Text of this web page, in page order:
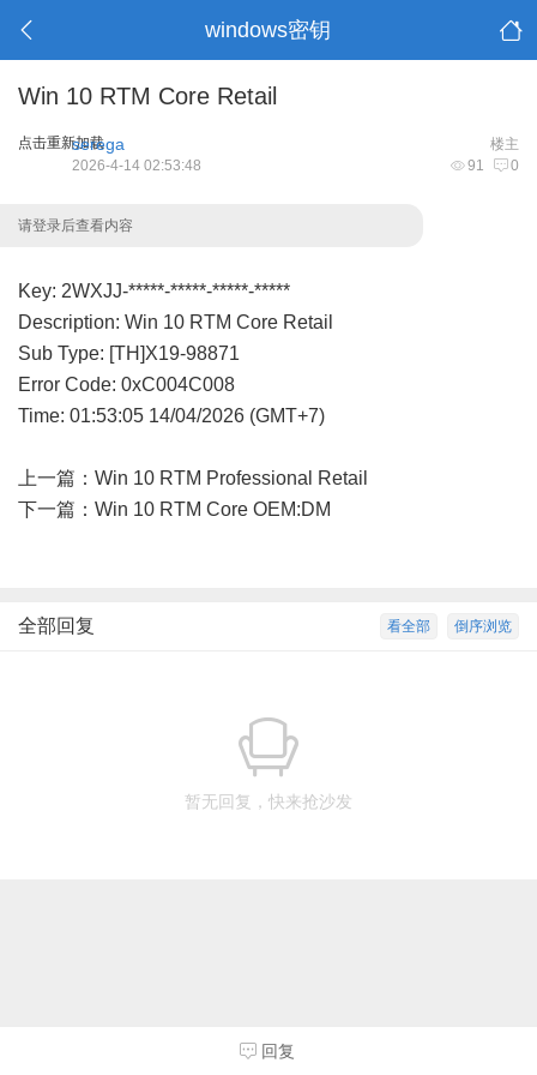
windows密钥
Win 10 RTM Core Retail
点击重新加载 楼主
serega
91 0
2026-4-14 02:53:48
请登录后查看内容
Key: 2WXJJ-*****-*****-*****-*****
Description: Win 10 RTM Core Retail
Sub Type: [TH]X19-98871
Error Code: 0xC004C008
Time: 01:53:05 14/04/2026 (GMT+7)
上一篇： Win 10 RTM Professional Retail
下一篇： Win 10 RTM Core OEM:DM
倒序浏览
看全部
全部回复
暂无回复，快来抢沙发
回复